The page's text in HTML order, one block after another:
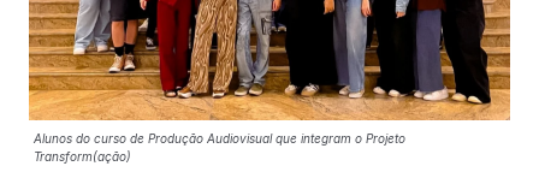
Alunos do curso de Produção Audiovisual que integram o Projeto
Transform(ação)